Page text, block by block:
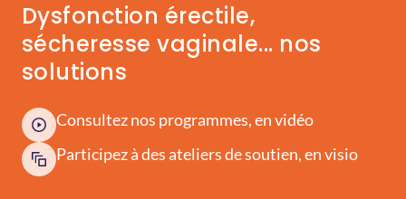
Dysfonction érectile,
sécheresse vaginale... nos
solutions
Consultez nos programmes, en vidéo
Participez à des ateliers de soutien, en visio